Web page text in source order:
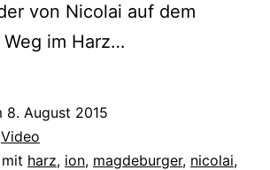
von Nicolai auf dem
im Harz…
8. August 2015
Video
harz, ion, magdeburger, nicolai,